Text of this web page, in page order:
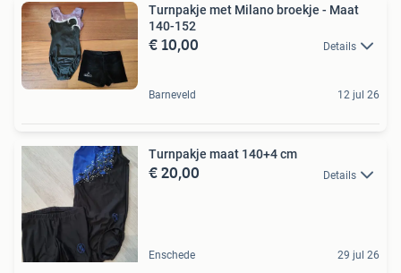
Turnpakje met Milano broekje - Maat
140-152
€ 10,00 Details
Barneveld 12 jul 26
Turnpakje maat 140+4 cm
€ 20,00 Details
Enschede 29 jul 26